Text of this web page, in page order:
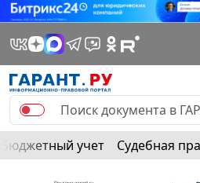
Бюджетный учет Судебная